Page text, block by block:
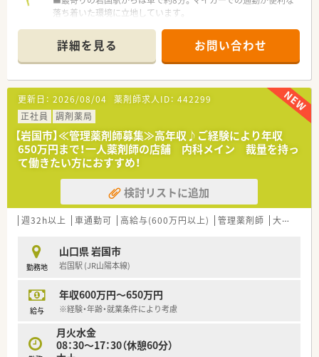
落ち着いた環境に立地しています。
枚から50枚ほど応需しています。
■管理薬剤師1名と医療事務2名が在籍しています。
【求人情報について】
■これまでのご経験を最大限に評価し、年収700万円から750万
円という業界屈指の高年収が可能です。
■木曜日と土曜日の午後、そして日曜祝日がお休みのため、プラ
イベートの時間も計画的に確保できます。
■広島方面など遠方から通勤される方には、高速道路料金を全額
支給する手厚い通勤サポートがあります。
【こんな取り組みをしています】
■かかりつけ薬剤師の推進や在宅業務の開拓について、会社から
ノルマを課すことは一切ありません。
■学習意欲の高い方に対しては、認定薬剤師などの資格取得費用
■ご自身のペースで働きたいという方を尊重しており、勉強会な
どへの参加を強制することはありません。
■あなたのキャリアとスキルを最大限に評価し、業界でも高水準
の年収を提示できる点が大きな魅力です。
ワークライフバランスが実現できます。
■定着率の高さが働きやすさを証明しており、安心して長くキャ
詳細を見る お問い合わせ
更新日： 2026/08/04 薬剤師求人ID： 442299
正社員
調剤薬局
【岩国市】≪管理薬剤師募集≫高年収♪ご経験により年収
650万円まで！一人薬剤師の店舗 内科メイン 裁量を持っ
て働きたい方におすすめ！
検討リストに追加
週32h以上 車通勤可 高給与(600万円以上) 管理薬剤師 大手チェーン以外
勤務地
山口県 岩国市
岩国駅 (JR山陽本線)
給与
年収600万円～650万円
※経験・年齢・就業条件により考慮
月火水金
08：30～17：30（休憩60分）